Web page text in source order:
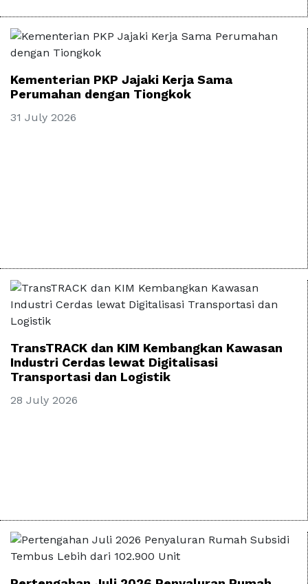
Kementerian PKP Jajaki Kerja Sama
Perumahan dengan Tiongkok
31 July 2026
TransTRACK dan KIM Kembangkan Kawasan
Industri Cerdas lewat Digitalisasi
Transportasi dan Logistik
28 July 2026